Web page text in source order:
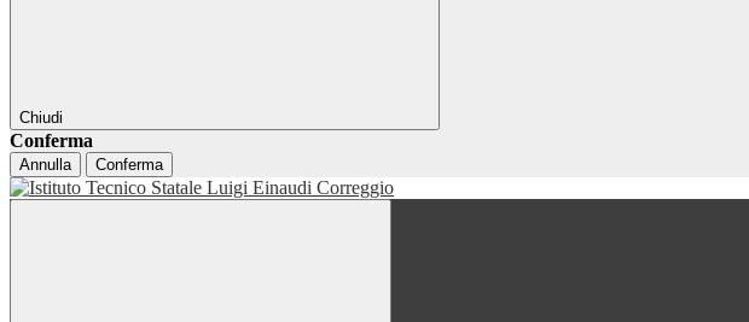
Chiudi
Conferma
Annulla Conferma